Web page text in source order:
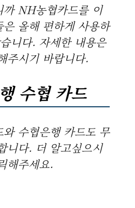
까 NH농협카드를 이
은 올해 편하게 사용하
니다. 자세한 내용은
주시기 바랍니다.
수협 카드
와 수협은행 카드도 무
니다. 더 알고싶으시
해주세요.